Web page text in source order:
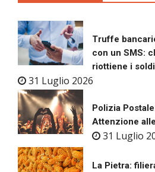
Truffe
con un SMS:
riottiene i
31 Luglio 2026
Polizia
Attenzione
31 Luglio
La Pietra: